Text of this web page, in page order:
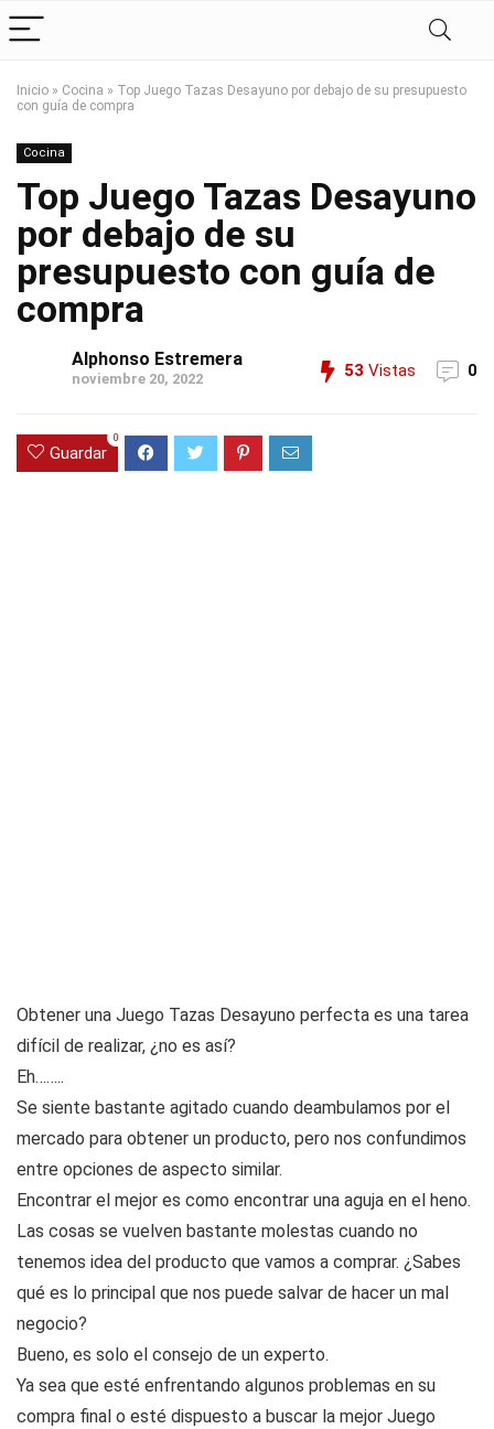
Inicio » Cocina » Top Juego Tazas Desayuno por debajo de su presupuesto
con guía de compra
Cocina
Top Juego Tazas Desayuno
por debajo de su
presupuesto con guía de
compra
Alphonso Estremera
noviembre 20, 2022 53 Vistas 0
Guardar
0
Obtener una Juego Tazas Desayuno perfecta es una tarea
difícil de realizar, ¿no es así?
Eh……..
Se siente bastante agitado cuando deambulamos por el
mercado para obtener un producto, pero nos confundimos
entre opciones de aspecto similar.
Encontrar el mejor es como encontrar una aguja en el heno.
Las cosas se vuelven bastante molestas cuando no
tenemos idea del producto que vamos a comprar. ¿Sabes
qué es lo principal que nos puede salvar de hacer un mal
negocio?
Bueno, es solo el consejo de un experto.
Ya sea que esté enfrentando algunos problemas en su
compra final o esté dispuesto a buscar la mejor Juego